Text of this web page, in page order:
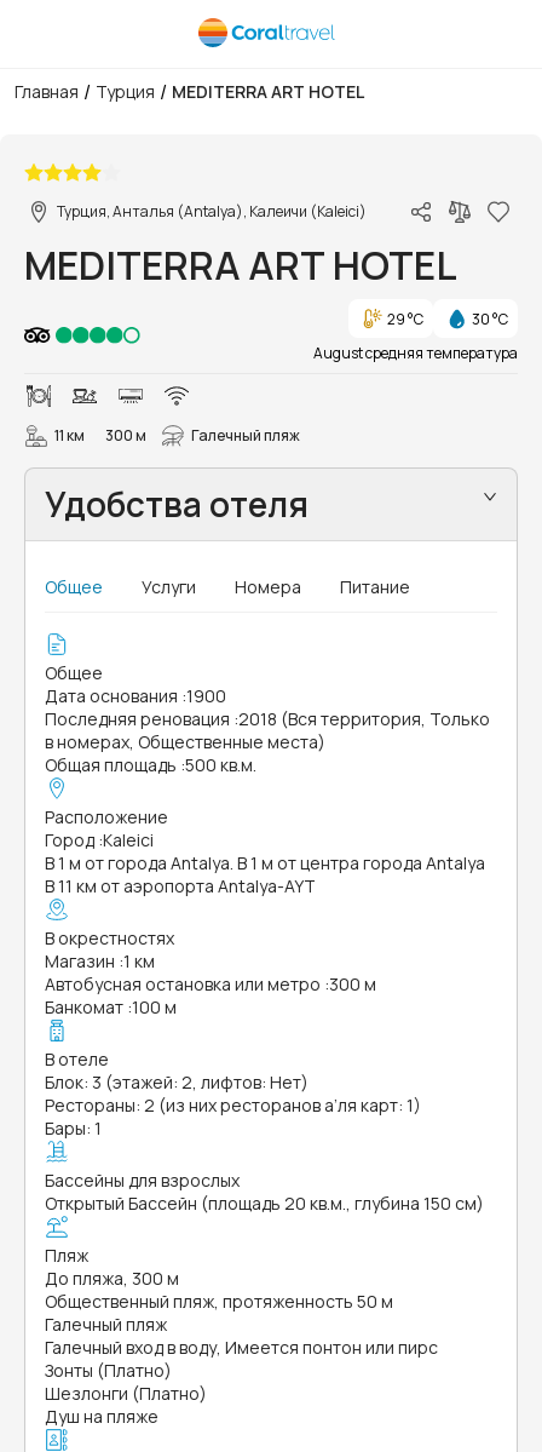
Главная / Турция / MEDITERRA ART HOTEL
Турция, Анталья (Antalya), Калеичи (Kaleici)
MEDITERRA ART HOTEL
29 °C
30 °C
August средняя температура
11 км 300 м Галечный пляж
Удобства отеля
Общее Услуги Номера Питание
Общее
Дата основания :1900
Последняя реновация :2018 (Вся территория, Только
в номерах, Общественные места)
Общая площадь :500 кв.м.
Расположение
Город :Kaleici
В 1 м от города Antalya. В 1 м от центра города Antalya
В 11 км от аэропорта Antalya-AYT
В окрестностях
Магазин :1 км
Автобусная остановка или метро :300 м
Банкомат :100 м
В отеле
Блок: 3 (этажей: 2, лифтов: Нет)
Рестораны: 2 (из них ресторанов а’ля карт: 1)
Бары: 1
Бассейны для взрослых
Открытый Бассейн (площадь 20 кв.м., глубина 150 см)
Пляж
До пляжа, 300 м
Общественный пляж, протяженность 50 м
Галечный пляж
Галечный вход в воду, Имеется понтон или пирс
Зонты (Платно)
Шезлонги (Платно)
Душ на пляже